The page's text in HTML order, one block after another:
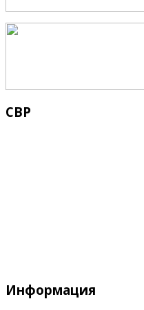
СВР
Информация